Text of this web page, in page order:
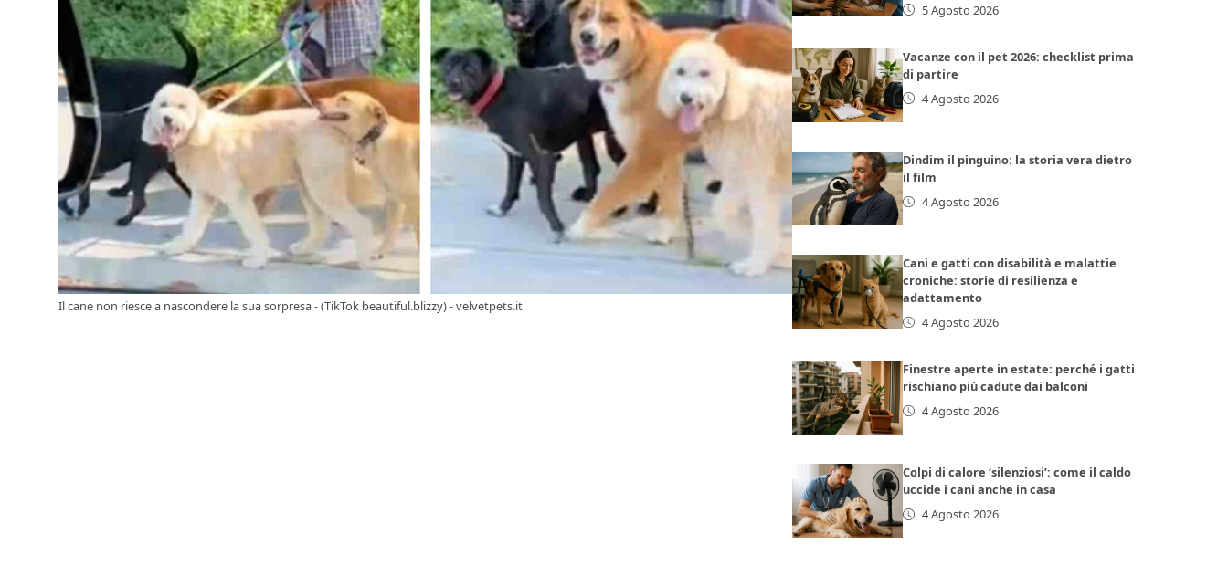
Il cane non riesce a nascondere la sua sorpresa - (TikTok beautiful.blizzy) - velvetpets.it
5 Agosto 2026
Vacanze con il pet 2026: checklist prima
di partire
4 Agosto 2026
Dindim il pinguino: la storia vera dietro
il film
4 Agosto 2026
Cani e gatti con disabilità e malattie
croniche: storie di resilienza e
adattamento
4 Agosto 2026
Finestre aperte in estate: perché i gatti
rischiano più cadute dai balconi
4 Agosto 2026
Colpi di calore ‘silenziosi’: come il caldo
uccide i cani anche in casa
4 Agosto 2026